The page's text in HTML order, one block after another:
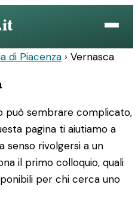
di Piacenza › Vernasca
può sembrare complicato,
pagina ti aiutiamo a
senso rivolgersi a un
il primo colloquio, quali
per chi cerca uno